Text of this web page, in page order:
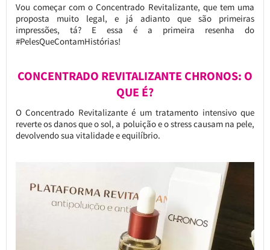
Vou começar com o Concentrado Revitalizante, que tem uma
proposta muito legal, e já adianto que são primeiras
impressões, tá? E essa é a primeira resenha do
#PelesQueContamHistórias!
CONCENTRADO REVITALIZANTE CHRONOS: O
QUE É?
O Concentrado Revitalizante é um tratamento intensivo que
reverte os danos que o sol, a poluição e o stress causam na pele,
devolvendo sua vitalidade e equilíbrio.